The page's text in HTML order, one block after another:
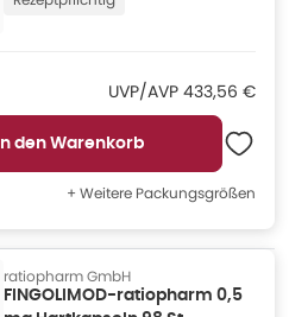
UVP/AVP UVP/AVP:
433,56 €
In den Warenkorb
+ Weitere Packungsgrößen
ratiopharm GmbH
FINGOLIMOD-ratiopharm 0,5